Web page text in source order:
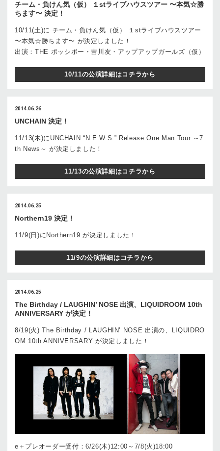
チーム・負けん気（仮） １stライブハウスツアー 〜本気☆勝
ちます〜 決定！
10/11(土)に チーム・負けん気（仮） １stライブハウスツアー
〜本気☆勝ちます〜 が決定しました！
出演：THE ポッシボー・吉川友・アップアップガールズ（仮）
10/11の公演詳細はコチラから
2014.06.26
UNCHAIN 決定！
11/13(木)にUNCHAIN “N.E.W.S.” Release One Man Tour ～7
th News～ が決定しました！
11/13の公演詳細はコチラから
2014.06.25
Northern19 決定！
11/9(日)にNorthern19 が決定しました！
11/9の公演詳細はコチラから
2014.06.25
The Birthday / LAUGHIN’ NOSE 出演、LIQUIDROOM 10th
ANNIVERSARY が決定！
8/19(火) The Birthday / LAUGHIN’ NOSE 出演の、LIQUIDRO
OM 10th ANNIVERSARY が決定しました！
e＋プレオーダー受付：6/26(木)12:00～7/8(火)18:00